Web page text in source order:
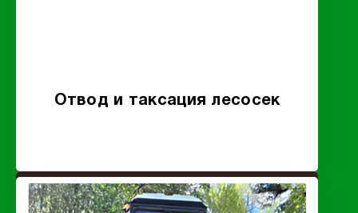
Отвод и таксация лесосек